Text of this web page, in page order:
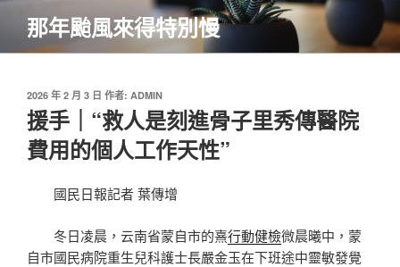
主
那年颱風來得特別慢
發
佈
於
2026 年 2 月 3 日 作者: ADMIN
援手｜“救人是刻進骨子里秀傳醫院
費用的個人工作天性”
國民日報記者 葉傳增
冬日凌晨，云南省蒙自市的熹行動健檢微晨曦中，蒙
自市國民病院重生兒科護士長嚴金玉在下班途中靈敏發覺